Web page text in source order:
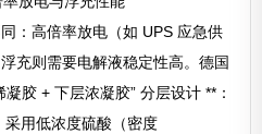
：高倍率放电（如 UPS 应急供
充则需要电解液稳定性高。德国
胶 + 下层浓凝胶” 分层设计 **：
采用低浓度硫酸（密度